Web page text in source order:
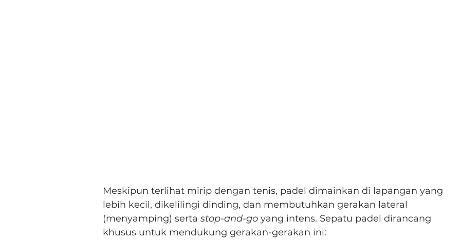
Meskipun terlihat mirip dengan tenis, padel dimainkan di lapangan yang
lebih kecil, dikelilingi dinding, dan membutuhkan gerakan lateral
(menyamping) serta stop-and-go yang intens. Sepatu padel dirancang
khusus untuk mendukung gerakan-gerakan ini: